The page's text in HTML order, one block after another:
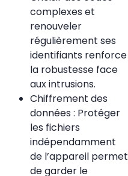
complexes et
renouveler
régulièrement ses
identifiants renforce
la robustesse face
aux intrusions.
Chiffrement des
données : Protéger
les fichiers
indépendamment
de l’appareil permet
de garder le